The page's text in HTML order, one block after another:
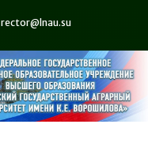
rector@lnau.su